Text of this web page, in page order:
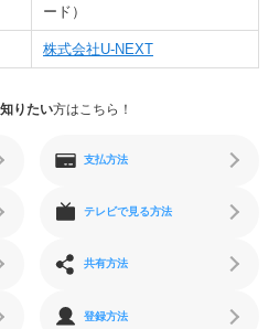
ード）
株式会社U-NEXT
りたい方はこちら！
支払方法
テレビで見る方法
共有方法
登録方法